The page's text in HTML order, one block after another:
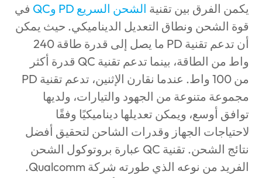
يكمن الفرق بين تقنية الشحن السريع PD وQC
في
قوة الشحن ونطاق التعديل الديناميكي. حيث يمكن
أن تدعم تقنية PD ما يصل إلى قدرة طاقة 240
واط من الطاقة، بينما تدعم تقنية QC قدرة أكثر
من 100 واط. عندما نقارن الإثنين، تدعم تقنية PD
مجموعة متنوعة من الجهود والتيارات، ولديها
توافق أوسع، ويمكن تعديلها ديناميكيًا وفقًا
لاحتياجات الجهاز وقدرات الشاحن لتحقيق أفضل
نتائج الشحن. تقنية QC عبارة بروتوكول الشحن
الفريد من نوعه الذي طورته شركة Qualcomm.